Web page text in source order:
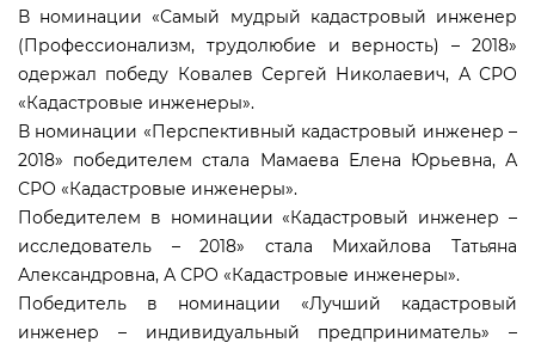
номинации «Самый мудрый кадастровый инженер
(Профессионализм, трудолюбие и верность) – 2018»
одержал победу Ковалев Сергей Николаевич, А СРО
«Кадастровые инженеры».
номинации «Перспективный кадастровый инженер –
2018» победителем стала Мамаева Елена Юрьевна, А
СРО «Кадастровые инженеры».
Победителем в номинации «Кадастровый инженер –
исследователь – 2018» стала Михайлова Татьяна
Александровна, А СРО «Кадастровые инженеры».
Победитель в номинации «Лучший кадастровый
инженер – индивидуальный предприниматель» –